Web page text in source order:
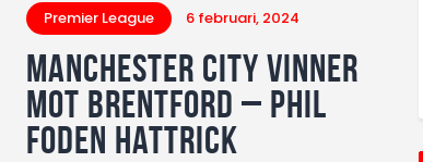
Premier League 6 februari, 2024
Manchester City VINNER
mot Brentford – Phil
Foden hattrick